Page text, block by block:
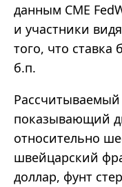
данным CME
и участники
того, что ставка
б.п.
Рассчитываемый
показывающий
относительно
швейцарский
доллар, фунт